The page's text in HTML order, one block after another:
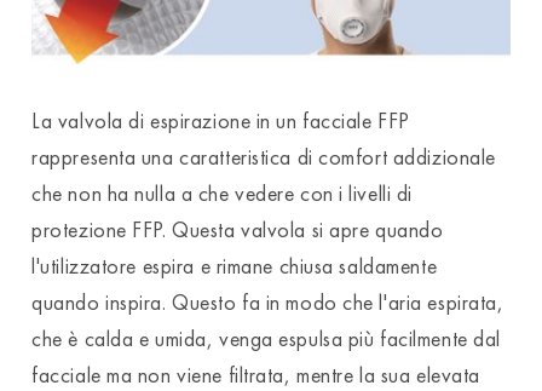
La valvola di espirazione in un facciale FFP
rappresenta una caratteristica di comfort addizionale
che non ha nulla a che vedere con i livelli di
protezione FFP. Questa valvola si apre quando
l'utilizzatore espira e rimane chiusa saldamente
quando inspira. Questo fa in modo che l'aria espirata,
che è calda e umida, venga espulsa più facilmente dal
facciale ma non viene filtrata, mentre la sua elevata